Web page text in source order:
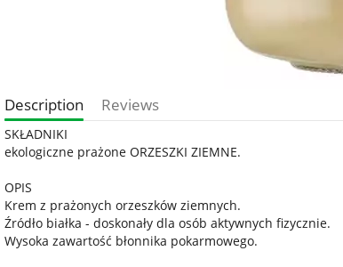
Description Reviews
SKŁADNIKI
ekologiczne prażone ORZESZKI ZIEMNE.
OPIS
Krem z prażonych orzeszków ziemnych.
Źródło białka - doskonały dla osób aktywnych fizycznie.
Wysoka zawartość błonnika pokarmowego.